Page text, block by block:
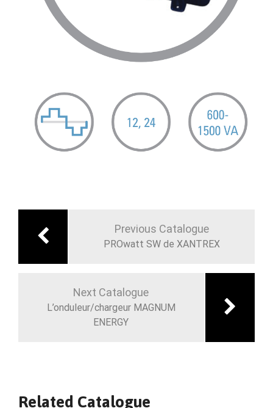
l’article
Previous Catalogue
PROwatt SW de XANTREX
Next Catalogue
L’onduleur/chargeur MAGNUM
ENERGY
Related Catalogue